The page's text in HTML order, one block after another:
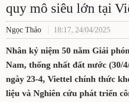
quy mô siêu lớn tại
Ngọc Thảo 18:17, 24/04/2025
Nhân kỷ niệm 50 năm Giải
Nam, thống nhất đất nước (30/
ngày 23-4, Viettel chính thức
liệu và Nghiên cứu phát triển